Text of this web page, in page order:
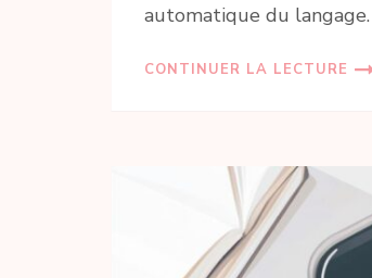
automatique du
CONTINUER LA LECTURE